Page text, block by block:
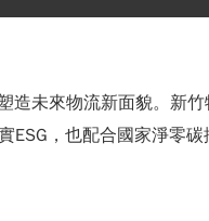
造未來物流新面貌。新竹
ESG，也配合國家淨零